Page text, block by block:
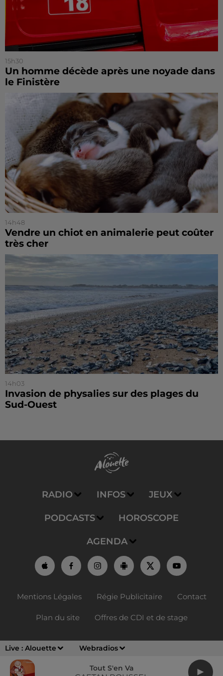
Live : Alouette Webradios
Tout S'en Va
15h30
Un homme décède après une noyade dans
le Finistère
14h48
Vendre un chiot en animalerie peut coûter
très cher
14h03
Invasion de physalies sur des plages du
Sud-Ouest
RADIO INFOS JEUX
PODCASTS HOROSCOPE
AGENDA
Mentions Légales Régie Publicitaire Contact
Plan du site Offres de CDI et de stage